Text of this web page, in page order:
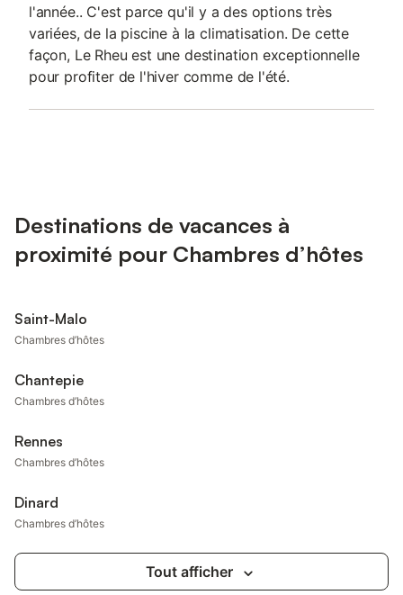
l'année.. C'est parce qu'il y a des options très
variées, de la piscine à la climatisation. De cette
façon, Le Rheu est une destination exceptionnelle
pour profiter de l'hiver comme de l'été.
Destinations de vacances à
proximité pour Chambres d’hôtes
Saint-Malo
Chambres d’hôtes
Chantepie
Chambres d’hôtes
Rennes
Chambres d’hôtes
Dinard
Chambres d’hôtes
Tout afficher